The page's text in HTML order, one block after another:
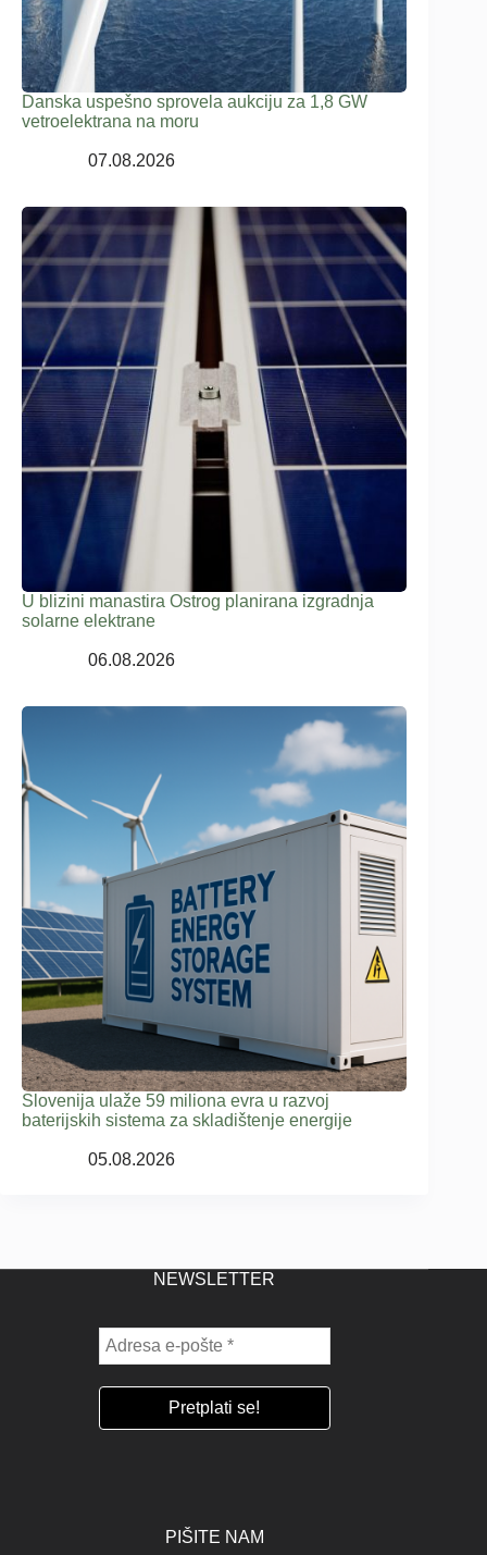
Danska uspešno sprovela aukciju za 1,8 GW
vetroelektrana na moru
07.08.2026
U blizini manastira Ostrog planirana izgradnja
solarne elektrane
06.08.2026
Slovenija ulaže 59 miliona evra u razvoj
baterijskih sistema za skladištenje energije
05.08.2026
NEWSLETTER
PIŠITE NAM